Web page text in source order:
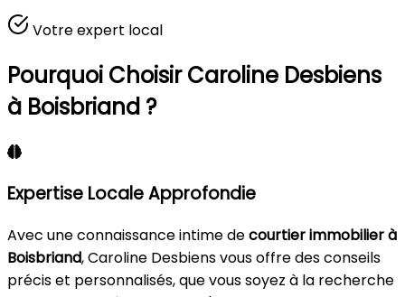
Votre expert local
Pourquoi Choisir Caroline Desbiens
à Boisbriand ?
Expertise Locale Approfondie
Avec une connaissance intime decourtier immobilier à
Boisbriand, Caroline Desbiens vous offre des conseils
précis et personnalisés, que vous soyez à la recherche